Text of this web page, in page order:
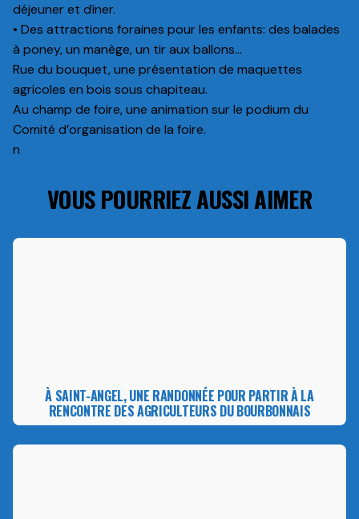
déjeuner et dîner.
• Des attractions foraines pour les enfants: des balades
à poney, un manège, un tir aux ballons…
Rue du bouquet, une présentation de maquettes
agricoles en bois sous chapiteau.
Au champ de foire, une animation sur le podium du
Comité d’organisation de la foire.
n
VOUS POURRIEZ AUSSI AIMER
À SAINT-ANGEL, UNE RANDONNÉE POUR PARTIR À LA
RENCONTRE DES AGRICULTEURS DU BOURBONNAIS